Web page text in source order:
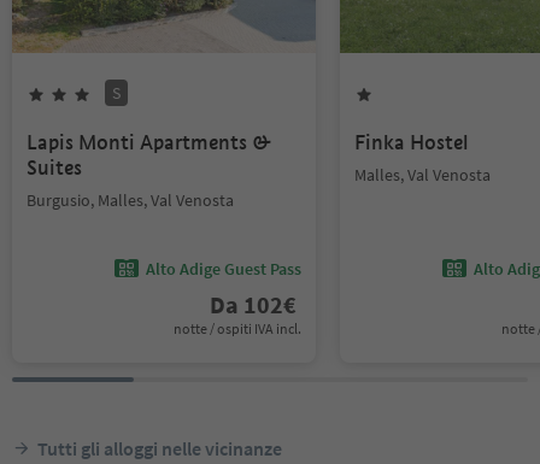
S
Lapis Monti Apartments &
Suites
Burgusio, Malles, Val Venosta
Alto Adige Guest Pass
Da 102€
notte / ospiti IVA incl.
Finka Hostel
Malles, Val Venosta
Alto
notte
Tutti gli alloggi nelle vicinanze